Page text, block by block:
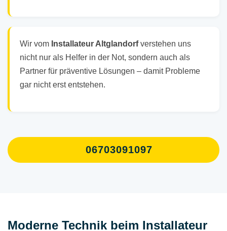
Wir vom Installateur Altglandorfverstehen uns
nicht nur als Helfer in der Not, sondern auch als
Partner für präventive Lösungen – damit Probleme
gar nicht erst entstehen.
06703091097
Moderne Technik beim Installateur